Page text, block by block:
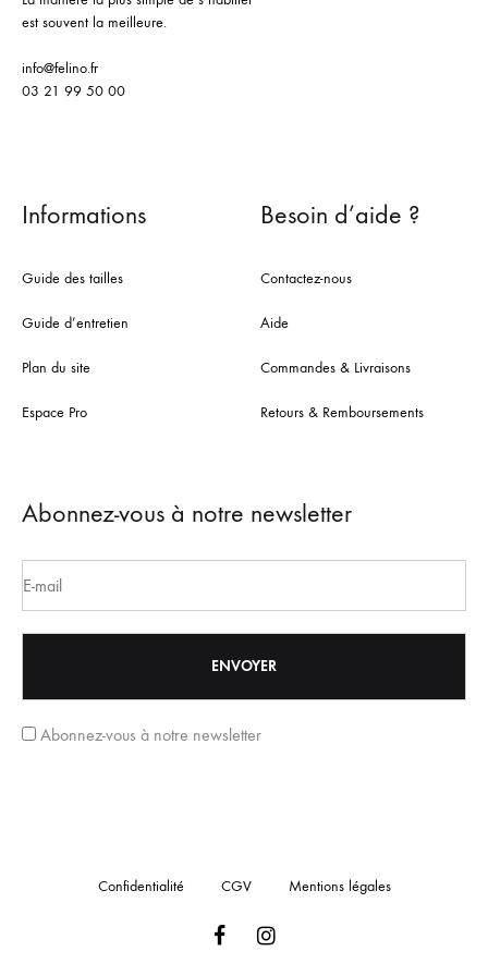
est souvent la meilleure.
info@felino.fr
03 21 99 50 00
Informations
Guide des tailles
Guide d’entretien
Plan du site
Espace Pro
Besoin d’aide ?
Contactez-nous
Aide
Commandes & Livraisons
Retours & Remboursements
Abonnez-vous à notre newsletter
Abonnez-vous à notre newsletter
Confidentialité CGV Mentions légales
FacebookInstagram